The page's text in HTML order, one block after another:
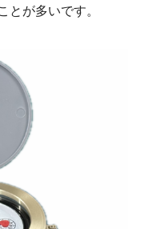
とが多いです。